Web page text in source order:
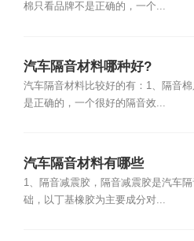
棉只看品牌不是正确的，一个...
汽车隔音材料哪种好?
汽车隔音材料比较好的有：1、隔音
是正确的，一个很好的隔音效...
汽车隔音材料有哪些
1、隔音减震胶，隔音减震胶是汽车
础，以丁基橡胶为主要成分对...